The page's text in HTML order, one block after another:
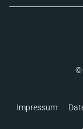
©
Impressum